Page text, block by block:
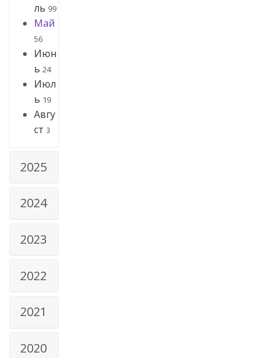
ль 99
Май
56
Июн
ь 24
Июл
ь 19
Авгу
ст 3
2025
2024
2023
2022
2021
2020